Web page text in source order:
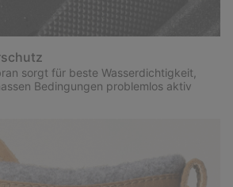
sorgt für beste Wasserdichtigkeit,
Bedingungen problemlos aktiv